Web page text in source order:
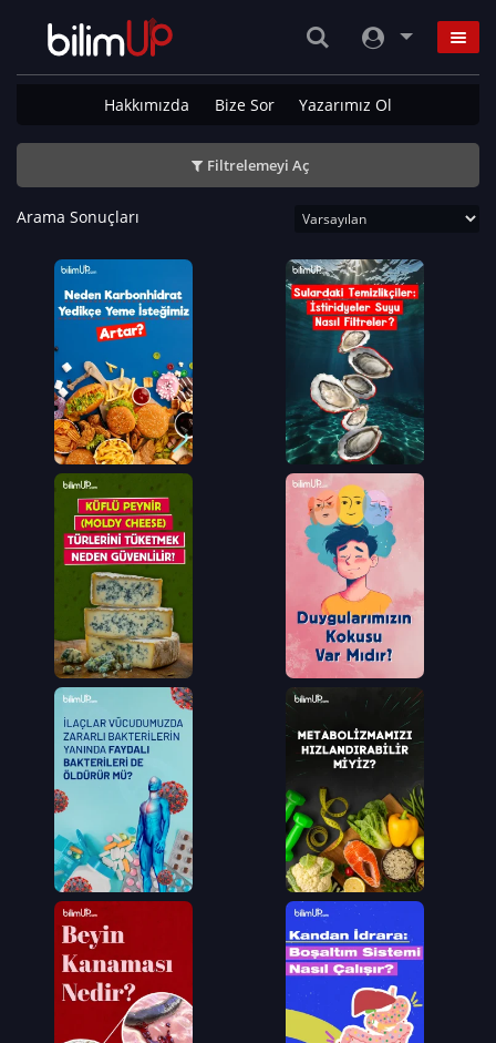
Hakkımızda Bize Sor Yazarımız Ol
Filtrelemeyi Aç
Arama Sonuçları